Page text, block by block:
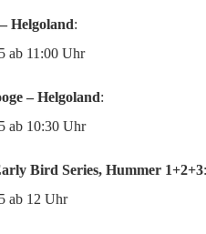
Helgoland:
ab 11:00 Uhr
– Helgoland:
ab 10:30 Uhr
Bird Series, Hummer 1+2+3:
ab 12 Uhr